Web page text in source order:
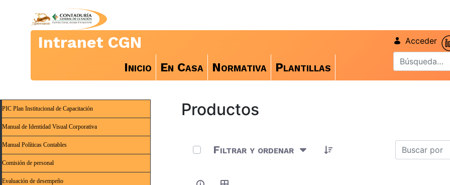
Intranet CGN
Inicio En Casa Normativa Plantillas
Acceder
PIC Plan Institucional de Capacitación
Manual de Identidad Visual Corporativa
Manual Políticas Contables
Comisión de personal
Evaluación de desempeño
Productos
Filtrar y ordenar